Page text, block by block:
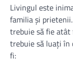
Livingul este
familia și
trebuie să fie atât
trebuie să luați în
fi: